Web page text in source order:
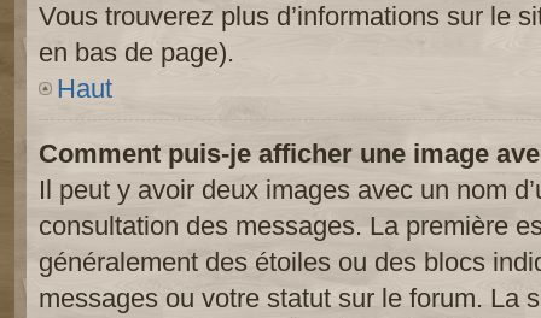
Vous trouverez plus d’informations sur le
en bas de page).
Haut
Comment puis-je afficher une image
Il peut y avoir deux images avec un nom
consultation des messages. La première
généralement des étoiles ou des blocs
messages ou votre statut sur le forum. La